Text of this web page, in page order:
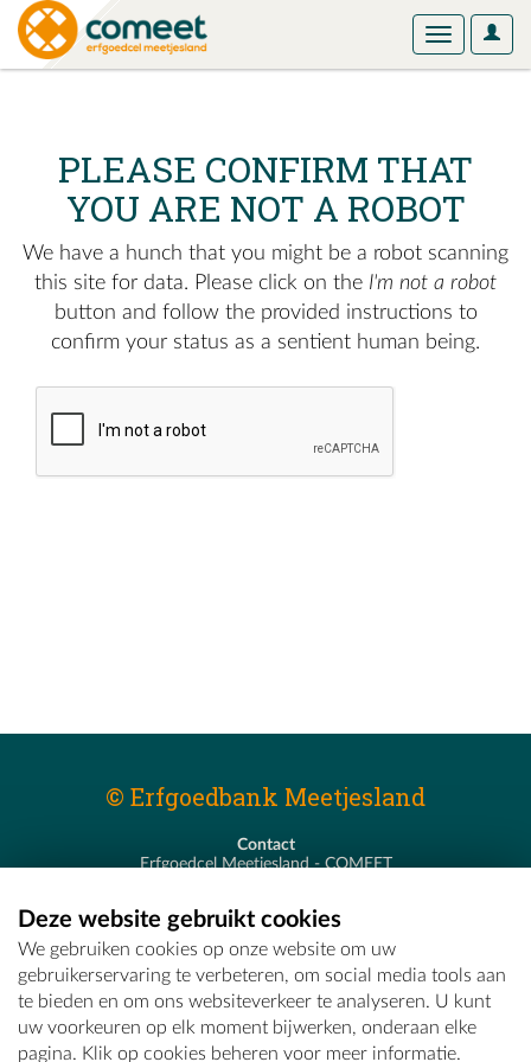
User
Toggle
PLEASE CONFIRM THAT
YOU ARE NOT A ROBOT
We have a hunch that you might be a robot scanning
this site for data. Please click on the I'm not a robot
button and follow the provided instructions to
confirm your status as a sentient human being.
© Erfgoedbank Meetjesland
Contact
Erfgoedcel Meetjesland - COMEET
T - 09 373 75 96
E -erfgoedcel@comeet.be
Deze website gebruikt cookies
We gebruiken cookies op onze website om uw
gebruikerservaring te verbeteren, om social media tools aan
te bieden en om ons websiteverkeer te analyseren. U kunt
uw voorkeuren op elk moment bijwerken, onderaan elke
pagina. Klik op cookies beheren voor meer informatie.